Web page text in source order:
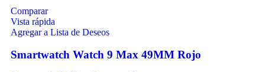
Comparar
Vista rápida
Agregar a Lista de Deseos
Smartwatch Watch 9 Max 49MM Rojo